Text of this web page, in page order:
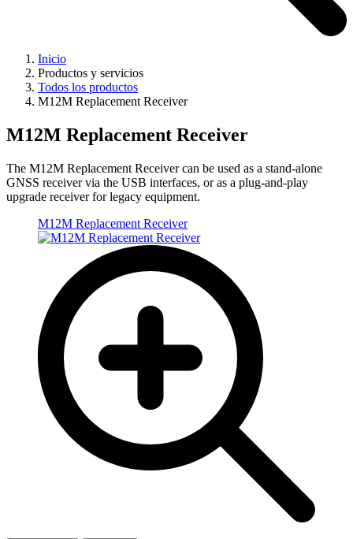
Inicio
Productos y servicios
Todos los productos
M12M Replacement Receiver
M12M Replacement Receiver
The M12M Replacement Receiver can be used as a stand-alone
GNSS receiver via the USB interfaces, or as a plug-and-play
upgrade receiver for legacy equipment.
M12M Replacement Receiver